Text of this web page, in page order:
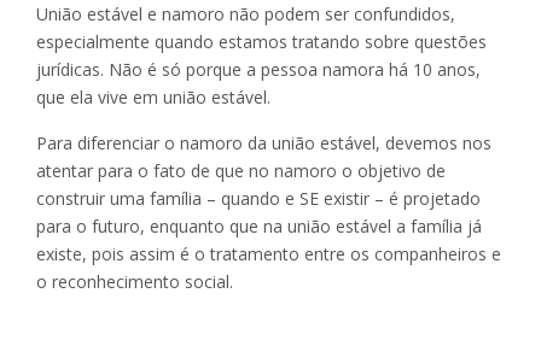
União estável e namoro não podem ser confundidos,
especialmente quando estamos tratando sobre questões
jurídicas. Não é só porque a pessoa namora há 10 anos,
que ela vive em união estável.
Para diferenciar o namoro da união estável, devemos nos
atentar para o fato de que no namoro o objetivo de
construir uma família – quando e SE existir – é projetado
para o futuro, enquanto que na união estável a família já
existe, pois assim é o tratamento entre os companheiros e
o reconhecimento social.